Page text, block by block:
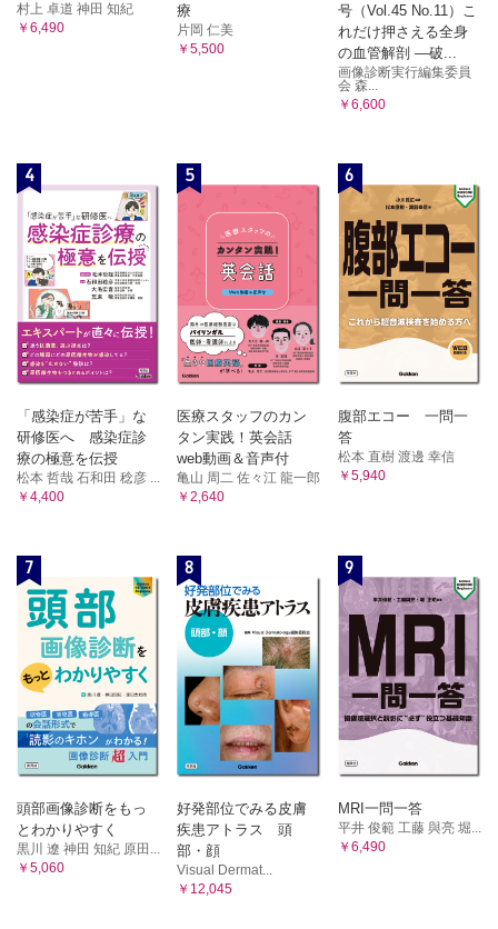
基隆，三輪真嗣
8 軟骨および骨形成性腫瘍
骨外性骨肉腫 久岡正典，岩間祐基，林 克洋
1．神経鞘腫 小田義直，神島 保，林 克洋
2．神経線維腫 綾田善行・山元英崇，三宅基隆，林 克洋
3．顆粒細胞腫 綾田善行・山元英崇，三宅基隆，林 克洋
B 悪性腫瘍
悪性末梢神経鞘腫 綾田善行・山元英崇，三宅基隆，林 克
洋
10 分化不明の腫瘍
A 良性腫瘍
1．筋肉内粘液腫 元井 亨，長田周治，木村浩明
2．リン酸塩尿性間葉系腫瘍 小田義直，鈴木智大・江原
3．血管周囲類上皮細胞腫瘍（PEComa） 山下享子，林
克洋
B 悪性腫瘍
1．滑膜肉腫 元井 亨，岩間祐基，三輪真嗣
4．明細胞肉腫 久岡正典，岩間祐基，三輪真嗣
5．骨外性粘液型軟骨肉腫 久岡正典，三宅基隆，三輪真嗣
6．未分化肉腫 久岡正典，鈴木智大・江原 茂，三輪真嗣
7．NTRK遺伝子再構成紡錘形細胞腫瘍 加藤雅大，神島
保，三輪真嗣
8．線維形成性小円形細胞腫瘍 山下享子，三輪真嗣
11 その他
1．ガングリオン 田宮貞史，小橋由紋子，三輪真嗣
2．腫瘍状石灰症 田宮貞史，小橋由紋子，三輪真嗣
第4章 骨軟部組織発生未分化小円形細胞肉腫
1．Ewing肉腫 小田義直，青木隆敏，相羽久輝
2．Ewing like sarcoma（EWSR1-non-ETS融合遺伝子を有す
る円形細胞肉腫 ・CIC遺伝子再構成肉腫・BCOR遺伝子異常
を有する肉腫） 吉田朗彦，三宅基隆，相羽久輝
第5章 骨軟部組織発生遺伝性腫瘍症候群
村上 卓道 神田 知紀
￥6,490
療
片岡 仁美
￥5,500
号（Vol.45 No.11）こ
れだけ押さえる全身
の血管解剖 ―破...
画像診断実行編集委員
会 森...
￥6,600
4
「感染症が苦手」な
研修医へ 感染症診
療の極意を伝授
松本 哲哉 石和田 稔彦 ...
￥4,400
5
医療スタッフのカン
タン実践！英会話
web動画＆音声付
亀山 周二 佐々江 龍一郎
￥2,640
6
腹部エコー 一問一
答
松本 直樹 渡邊 幸信
￥5,940
7
頭部画像診断をもっ
とわかりやすく
黒川 遼 神田 知紀 原田...
￥5,060
8
好発部位でみる皮膚
疾患アトラス 頭
部・顔
Visual Dermat...
￥12,045
9
MRI一問一答
平井 俊範 工藤 與亮 堀...
￥6,490